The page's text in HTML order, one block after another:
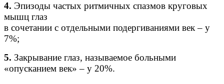
4. Эпизоды частых ритмичных спазмов круговых
мышц глаз
в сочетании с отдельными подергиваниями век – у
7%;
5. Закрывание глаз, называемое больными
«опусканием век» – у 20%.